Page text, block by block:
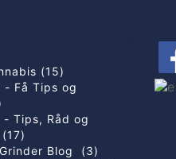
(15)
- Få Tips og
Tips, Råd og
Blog (3)